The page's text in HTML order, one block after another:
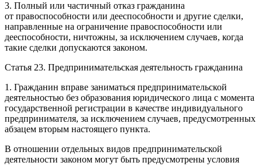
3. Полный или частичный отказ гражданина
от правоспособности или дееспособности и другие сделки,
направленные на ограничение правоспособности или
дееспособности, ничтожны, за исключением случаев, когда
такие сделки допускаются законом.
Статья 23. Предпринимательская деятельность гражданина
1. Гражданин вправе заниматься предпринимательской
деятельностью без образования юридического лица с момента
государственной регистрации в качестве индивидуального
предпринимателя, за исключением случаев, предусмотренных
абзацем вторым настоящего пункта.
В отношении отдельных видов предпринимательской
деятельности законом могут быть предусмотрены условия